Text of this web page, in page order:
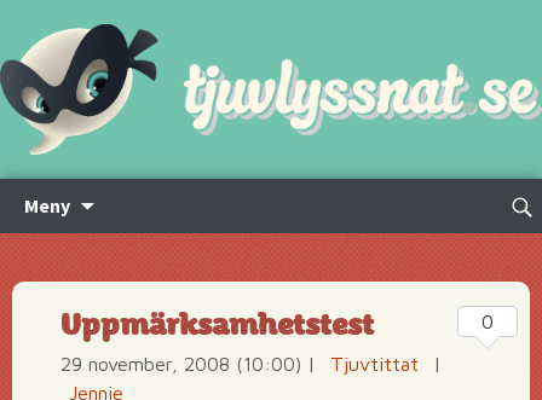
Meny
innehåll
Sök
Uppmärksamhetstest
29 november, 2008 (10:00) | Tjuvtittat
|
Jennie
0